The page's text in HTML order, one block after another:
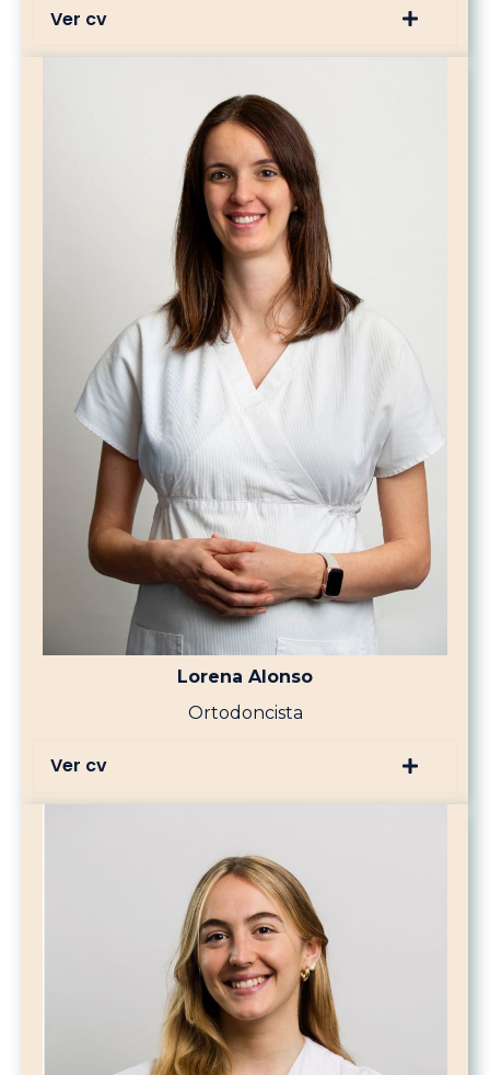
Ver cv
Lorena Alonso
Ortodoncista
Ver cv